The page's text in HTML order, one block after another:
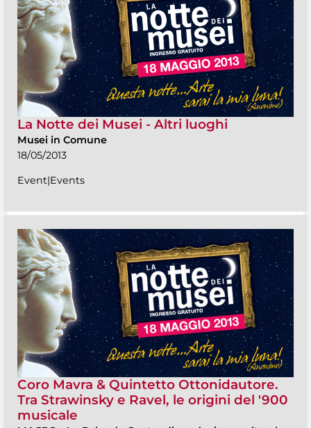
La Notte dei Musei - Altri luoghi
Musei in Comune
18/05/2013
Event|Events
Coro Mavra & Quintetto Ottonidautore.
Tra Strawinsky e Ravel, le origini del '900
musicale